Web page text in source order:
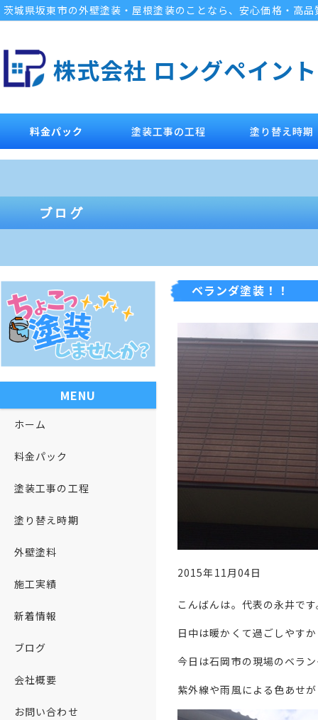
茨城県坂東市の外壁塗装・屋根塗装のことなら、安心価格・高
株式会社 ロングペイント
料金パック 塗装工事の工程 塗り替え時期
ベランダ塗装！！
2015年11月04日
こんばんは。代表の永井で
日中は暖かくて過ごしやす
今日は石岡市の現場のベラ
紫外線や雨風による色あせ
MENU
ホーム
料金パック
塗装工事の工程
塗り替え時期
外壁塗料
施工実績
新着情報
ブログ
会社概要
お問い合わせ